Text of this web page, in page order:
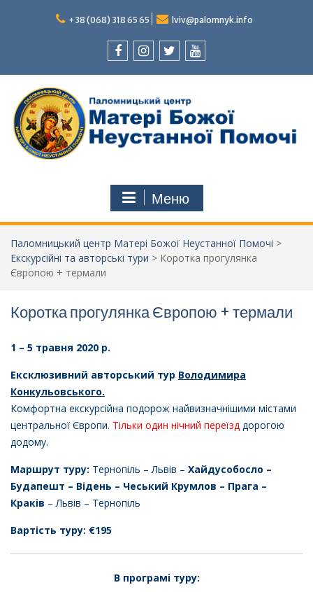
+38 (068) 318 65 65 lviv@palomnyk.info
Меню
Паломницький центр Матері Божої Неустанної Помочі >
Екскурсійні та авторські тури > Коротка прогулянка
Європою + термали
Коротка прогулянка Європою + термали
1 – 5 травня 2020 р.
Ексклюзивний авторський тур Володимира
Конкульовського.
Комфортна екскурсійна подорож найвизначнішими містами
центральної Європи. Тільки один нічний переїзд дорогою
додому.
Маршрут туру: Тернопіль – Львів – Хайдусобосло –
Будапешт – Відень – Чеський Крумлов – Прага –
Краків – Львів – Тернопіль
Вартість туру: €195
В програмі туру: